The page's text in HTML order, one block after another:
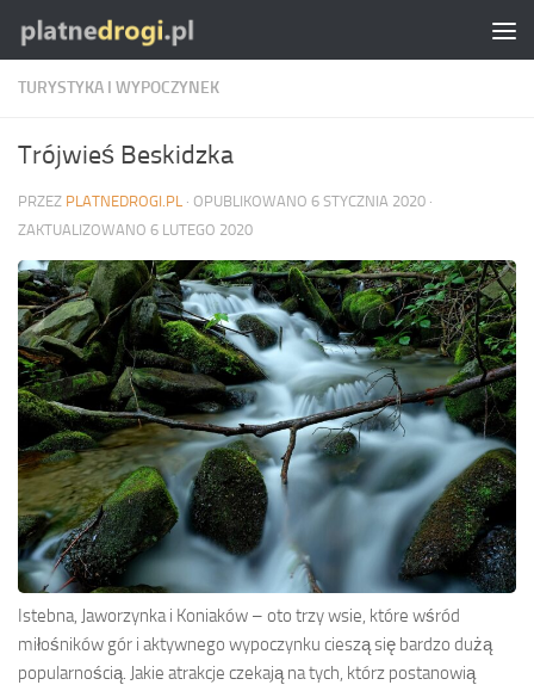
Skip to content
TURYSTYKA I WYPOCZYNEK
Trójwieś Beskidzka
PRZEZ PLATNEDROGI.PL · OPUBLIKOWANO 6 STYCZNIA 2020 ·
ZAKTUALIZOWANO 6 LUTEGO 2020
Istebna, Jaworzynka i Koniaków – oto trzy wsie, które wśród
miłośników gór i aktywnego wypoczynku cieszą się bardzo dużą
popularnością. Jakie atrakcje czekają na tych, którz postanowią